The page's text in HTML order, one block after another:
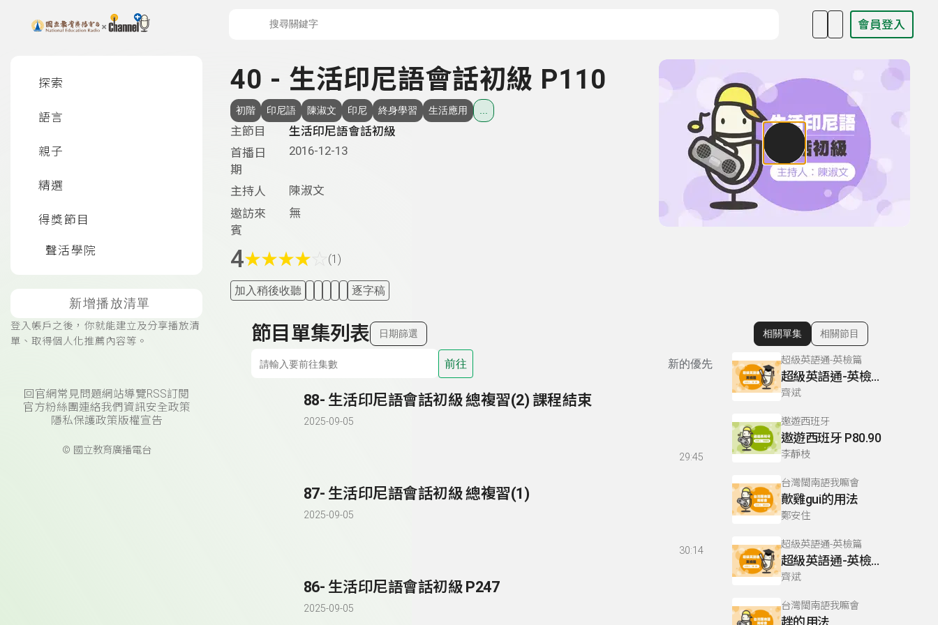
上方功能區塊 會員登入
探索
語言
親子
精選
得獎節目
聲活學院
新增播放清單
登入帳戶之後，你就能建立及分享播放清
單、取得個人化推薦內容等。
回官網常見問題網站導覽RSS訂閱
官方粉絲團連絡我們 資訊安全政策
隱私保護政策版權宣告
© 國立教育廣播電台
40 - 生活印尼語會話初級 P110
初階 印尼語 陳淑文 印尼 終身學習 生活應用
主節目
生活印尼語會話初級
首播日
期
2016-12-13
主持人
陳淑文
邀訪來
賓
無
4★★★★ (1)
加入稍後收聽 逐字稿
節目單集列表 日期篩選
前往 新的優先
88- 生活印尼語會話初級 總複習(2) 課程結束
2025-09-05
29:45
87- 生活印尼語會話初級 總複習(1)
2025-09-05
30:14
86- 生活印尼語會話初級 P247
2025-09-05
顯示相關單集
相關單集 相關節目
超級英語通-英檢篇
超級英語通-英檢篇 083 Cloze Test/段落填空-13
齊斌
遨遊西班牙
遨遊西班牙 P80.90
李靜枝
台灣閩南語我嘛會
歕雞gui的用法
鄭安住
超級英語通-英檢篇
超級英語通-英檢篇 035 Weekend Trip- 週末旅遊
齊斌
台灣閩南語我嘛會
趖的用法